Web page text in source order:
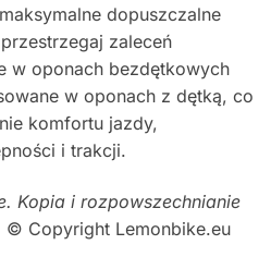
dopuszczalne
zaleceń
w oponach bezdętkowych
w oponach z dętką, co
komfortu jazdy,
i trakcji.
Kopia i rozpowszechnianie
© Copyright Lemonbike.eu